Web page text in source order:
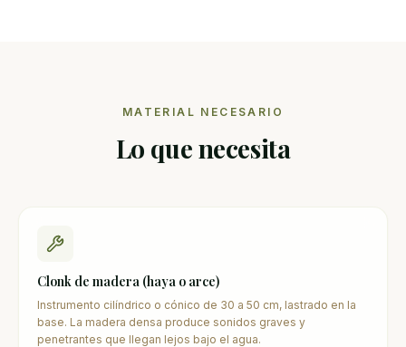
MATERIAL NECESARIO
Lo que necesita
Clonk de madera (haya o arce)
Instrumento cilíndrico o cónico de 30 a 50 cm, lastrado en la
base. La madera densa produce sonidos graves y
penetrantes que llegan lejos bajo el agua.